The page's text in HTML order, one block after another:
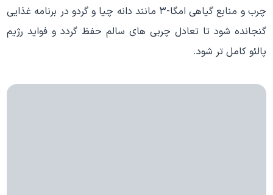
چرب و منابع گیاهی امگا-۳ مانند دانه چیا و گردو در برنامه غذایی
گنجانده شود تا تعادل چربی های سالم حفظ گردد و فواید رژیم
پالئو کامل تر شود.